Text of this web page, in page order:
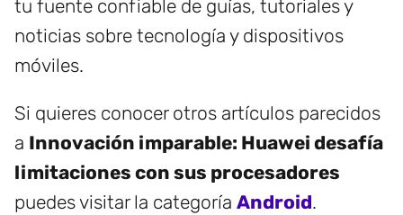
tu fuente confiable de guías, tutoriales y
noticias sobre tecnología y dispositivos
móviles.
Si quieres conocer otros artículos parecidos
a Innovación imparable: Huawei desafía
limitaciones con sus procesadores
puedes visitar la categoría Android.